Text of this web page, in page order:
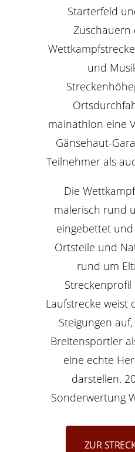
Starterfeld
Zuschauern
und
mainathlon eine
Gänsehaut-
Teilnehmer als
Die
malerisch rund
eingebettet
Ortsteile und
rund um
Laufstrecke weist
Steigungen
Breitensportler
eine echte
darstellen.
Sonderwertung
ZUR